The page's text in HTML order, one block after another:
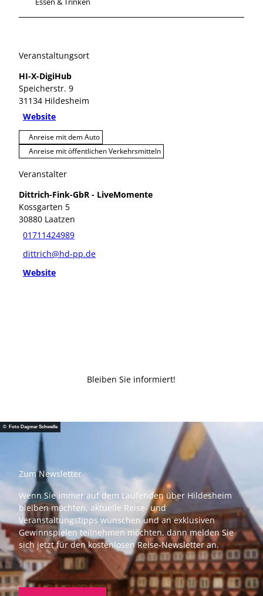
Veranstaltungsort
HI-X-DigiHub
Speicherstr. 9
31134 Hildesheim
Website
Anreise mit dem Auto
Anreise mit öffentlichen Verkehrsmitteln
Veranstalter
Dittrich-Fink-GbR - LiveMomente
Kossgarten 5
30880 Laatzen
01711424989
dittrich@hd-pp.de
Website
Bleiben Sie informiert!
© Foto Dagmar Schwelle
Zum Newsletter
Wenn Sie immer auf dem Laufenden über Hildesheim
bleiben möchten, aktuelle Reise- und
Veranstaltungstipps wünschen und an exklusiven
Gewinnspielen teilnehmen möchten, dann melden Sie
sich jetzt für den kostenlosen Reise-Newsletter an.